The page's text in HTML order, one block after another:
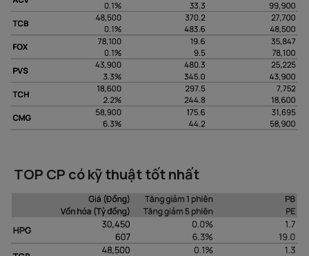
TOP CP có kỹ thuật tốt nhất